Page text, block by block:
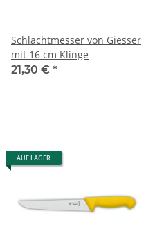
Schlachtmesser von Giesser
mit 16 cm Klinge
21,30 € *
AUF LAGER